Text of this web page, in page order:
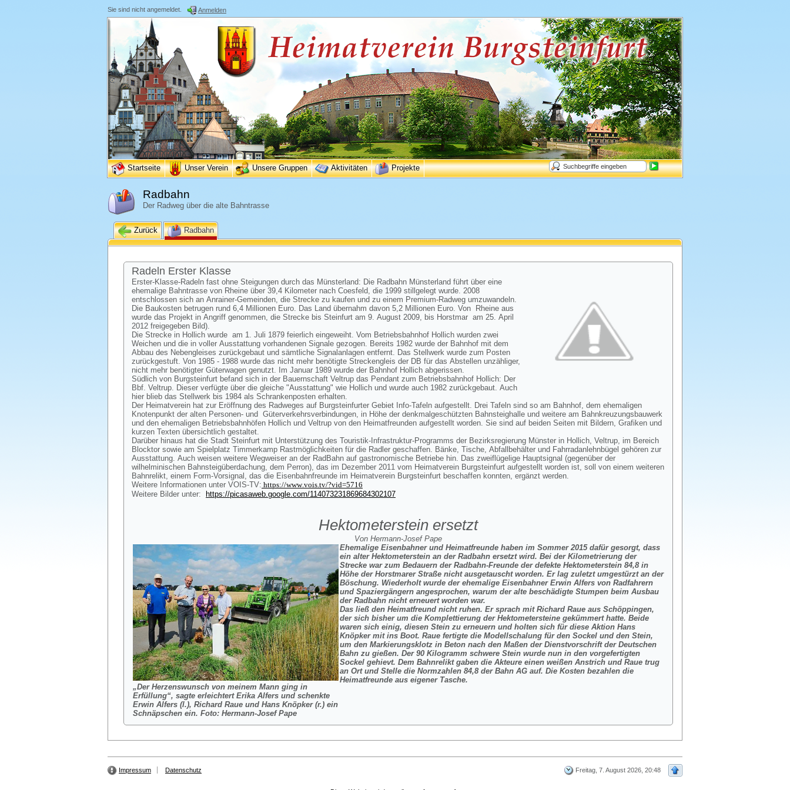
Sie sind nicht angemeldet. Anmelden
Startseite Unser Verein Unsere Gruppen Aktivitäten Projekte
Radbahn
Der Radweg über die alte Bahntrasse
Zurück Radbahn
Radeln Erster Klasse
Erster-Klasse-Radeln fast ohne Steigungen durch das Münsterland: Die Radbahn Münsterland führt über eine
ehemalige Bahntrasse von Rheine über 39,4 Kilometer nach Coesfeld, die 1999 stillgelegt wurde. 2008
entschlossen sich an Anrainer-Gemeinden, die Strecke zu kaufen und zu einem Premium-Radweg umzuwandeln.
Die Baukosten betrugen rund 6,4 Millionen Euro. Das Land übernahm davon 5,2 Millionen Euro. Von Rheine aus
wurde das Projekt in Angriff genommen, die Strecke bis Steinfurt am 9. August 2009, bis Horstmar am 25. April
2012 freigegeben Bild).
Die Strecke in Hollich wurde am 1. Juli 1879 feierlich eingeweiht. Vom Betriebsbahnhof Hollich wurden zwei
Weichen und die in voller Ausstattung vorhandenen Signale gezogen. Bereits 1982 wurde der Bahnhof mit dem
Abbau des Nebengleises zurückgebaut und sämtliche Signalanlagen entfernt. Das Stellwerk wurde zum Posten
zurückgestuft. Von 1985 - 1988 wurde das nicht mehr benötigte Streckengleis der DB für das Abstellen unzähliger,
nicht mehr benötigter Güterwagen genutzt. Im Januar 1989 wurde der Bahnhof Hollich abgerissen.
Südlich von Burgsteinfurt befand sich in der Bauernschaft Veltrup das Pendant zum Betriebsbahnhof Hollich: Der
Bbf. Veltrup. Dieser verfügte über die gleiche "Ausstattung" wie Hollich und wurde auch 1982 zurückgebaut. Auch
hier blieb das Stellwerk bis 1984 als Schrankenposten erhalten.
Der Heimatverein hat zur Eröffnung des Radweges auf Burgsteinfurter Gebiet Info-Tafeln aufgestellt. Drei Tafeln sind so am Bahnhof, dem ehemaligen
Knotenpunkt der alten Personen- und Güterverkehrsverbindungen, in Höhe der denkmalgeschützten Bahnsteighalle und weitere am Bahnkreuzungsbauwerk
und den ehemaligen Betriebsbahnhöfen Hollich und Veltrup von den Heimatfreunden aufgestellt worden. Sie sind auf beiden Seiten mit Bildern, Grafiken und
kurzen Texten übersichtlich gestaltet.
Darüber hinaus hat die Stadt Steinfurt mit Unterstützung des Touristik-Infrastruktur-Programms der Bezirksregierung Münster in Hollich, Veltrup, im Bereich
Blocktor sowie am Spielplatz Timmerkamp Rastmöglichkeiten für die Radler geschaffen. Bänke, Tische, Abfallbehälter und Fahrradanlehnbügel gehören zur
Ausstattung. Auch weisen weitere Wegweiser an der RadBahn auf gastronomische Betriebe hin. Das zweiflügelige Hauptsignal (gegenüber der
wilhelminischen Bahnsteigüberdachung, dem Perron), das im Dezember 2011 vom Heimatverein Burgsteinfurt aufgestellt worden ist, soll von einem weiteren
Bahnrelikt, einem Form-Vorsignal, das die Eisenbahnfreunde im Heimatverein Burgsteinfurt beschaffen konnten, ergänzt werden.
Weitere Informationen unter VOIS-TV: https://www.vois.tv/?vid=5716
Weitere Bilder unter: https://picasaweb.google.com/114073231869684302107
Hektometerstein ersetzt
Von Hermann-Josef Pape
„Der Herzenswunsch von meinem Mann ging in
Erfüllung“, sagte erleichtert Erika Alfers und schenkte
Erwin Alfers (l.), Richard Raue und Hans Knöpker (r.) ein
Schnäpschen ein. Foto: Hermann-Josef Pape
Ehemalige Eisenbahner und Heimatfreunde haben im Sommer 2015 dafür gesorgt, dass
ein alter Hektometerstein an der Radbahn ersetzt wird. Bei der Kilometrierung der
Strecke war zum Bedauern der Radbahn-Freunde der defekte Hektometerstein 84,8 in
Höhe der Horstmarer Straße nicht ausgetauscht worden. Er lag zuletzt umgestürzt an der
Böschung. Wiederholt wurde der ehemalige Eisenbahner Erwin Alfers von Radfahrern
und Spaziergängern angesprochen, warum der alte beschädigte Stumpen beim Ausbau
der Radbahn nicht erneuert worden war.
Das ließ den Heimatfreund nicht ruhen. Er sprach mit Richard Raue aus Schöppingen,
der sich bisher um die Komplettierung der Hektometersteine gekümmert hatte. Beide
waren sich einig, diesen Stein zu erneuern und holten sich für diese Aktion Hans
Knöpker mit ins Boot. Raue fertigte die Modellschalung für den Sockel und den Stein,
um den Markierungsklotz in Beton nach den Maßen der Dienstvorschrift der Deutschen
Bahn zu gießen. Der 90 Kilogramm schwere Stein wurde nun in den vorgefertigten
Sockel gehievt. Dem Bahnrelikt gaben die Akteure einen weißen Anstrich und Raue trug
an Ort und Stelle die Normzahlen 84,8 der Bahn AG auf. Die Kosten bezahlen die
Heimatfreunde aus eigener Tasche.
Impressum Datenschutz Freitag, 7. August 2026, 20:48